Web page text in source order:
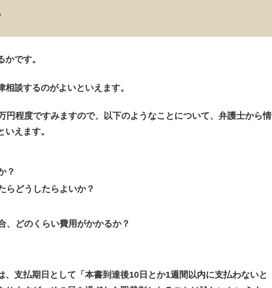
です。
相談するのがよいといえます。
円程度ですみますので、以下のようなことについて、弁護士から情
えます。
？
らどうしたらよいか？
、どのくらい費用がかかるか？
、支払期日として「本書到達後10日とか1週間以内に支払わないと